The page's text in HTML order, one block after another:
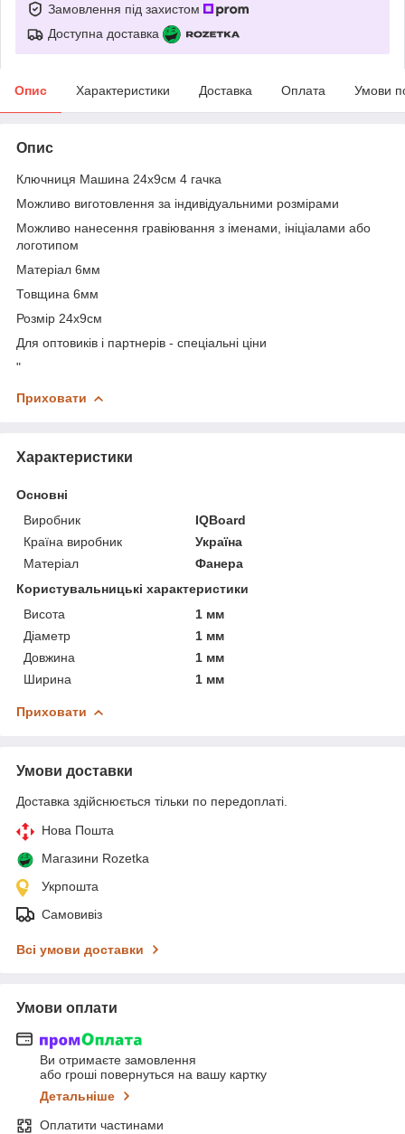
Замовлення під захистом
Доступна доставка
Опис Характеристики Доставка Оплата Умови
Опис
Ключниця Машина 24х9см 4 гачка
Можливо виготовлення за індивідуальними розмірами
Можливо нанесення гравіювання з іменами, ініціалами або
логотипом
Матеріал 6мм
Товщина 6мм
Розмір 24х9см
Для оптовиків і партнерів - спеціальні ціни
"
Приховати
Характеристики
Основні
Виробник
IQBoard
Країна виробник
Україна
Матеріал
Фанера
Користувальницькі характеристики
Висота
1 мм
Діаметр
1 мм
Довжина
1 мм
Ширина
1 мм
Приховати
Умови доставки
Доставка здійснюється тільки по передоплаті.
Нова Пошта
Магазини Rozetka
Укрпошта
Самовивіз
Всі умови доставки
Умови оплати
Ви отримаєте замовлення
або гроші повернуться на вашу картку
Детальніше
Оплатити частинами